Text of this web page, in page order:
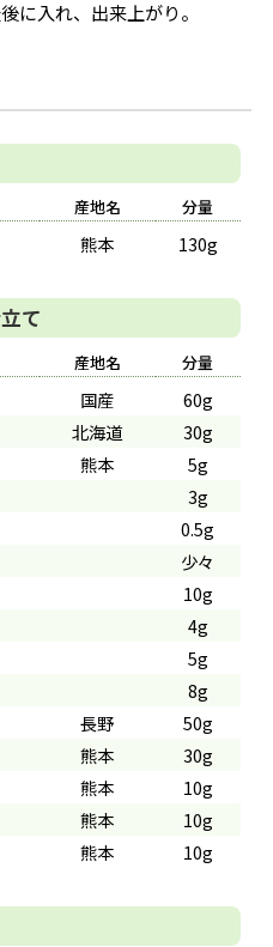
に入れ、出来上がり。
産地名 分量
熊本 130g
て
産地名 分量
国産
60g
北海道
30g
熊本
5g
3g
0.5g
少々
10g
4g
5g
8g
長野
50g
熊本
30g
熊本
10g
熊本
10g
熊本 10g